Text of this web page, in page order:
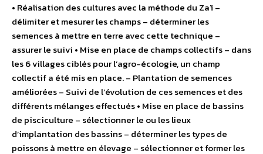
• Réalisation des cultures avec la méthode du Zaï –
délimiter et mesurer les champs – déterminer les
semences à mettre en terre avec cette technique –
assurer le suivi • Mise en place de champs collectifs – dans
les 6 villages ciblés pour l’agro-écologie, un champ
collectif a été mis en place. – Plantation de semences
améliorées – Suivi de l’évolution de ces semences et des
différents mélanges effectués • Mise en place de bassins
de pisciculture – sélectionner le ou les lieux
d’implantation des bassins – déterminer les types de
poissons à mettre en élevage – sélectionner et former les